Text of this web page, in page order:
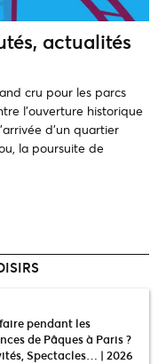
actualités
cru pour les parcs
l'ouverture historique
d'un quartier
la poursuite de
pendant les
de Pâques à Paris ?
Spectacles… | 2026